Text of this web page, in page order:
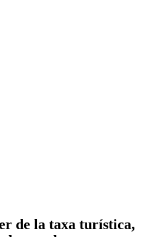
de la taxa turística,